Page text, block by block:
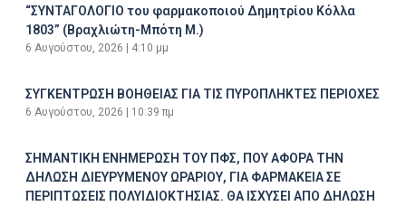
“ΣΥΝΤΑΓΟΛΟΓΙΟ του φαρμακοποιού Δημητρίου Κόλλα
1803” (Βραχλιώτη-Μπότη Μ.)
6 Αυγούστου, 2026 4:10 μμ
ΣΥΓΚΕΝΤΡΩΣΗ ΒΟΗΘΕΙΑΣ ΓΙΑ ΤΙΣ ΠΥΡΟΠΛΗΚΤΕΣ ΠΕΡΙΟΧΕΣ
6 Αυγούστου, 2026 10:39 πμ
ΣΗΜΑΝΤΙΚΗ ΕΝΗΜΕΡΩΣΗ ΤΟΥ ΠΦΣ, ΠΟΥ ΑΦΟΡΑ ΤΗΝ
ΔΗΛΩΣΗ ΔΙΕΥΡΥΜΕΝΟΥ ΩΡΑΡΙΟΥ, ΓΙΑ ΦΑΡΜΑΚΕΙΑ ΣΕ
ΠΕΡΙΠΤΩΣΕΙΣ ΠΟΛΥΙΔΙΟΚΤΗΣΙΑΣ. ΘΑ ΙΣΧΥΣΕΙ ΑΠΟ ΔΗΛΩΣΗ